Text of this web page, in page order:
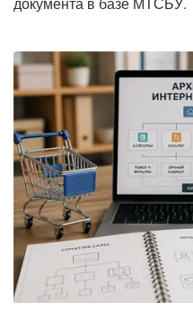
документа в базе МТСБУ.